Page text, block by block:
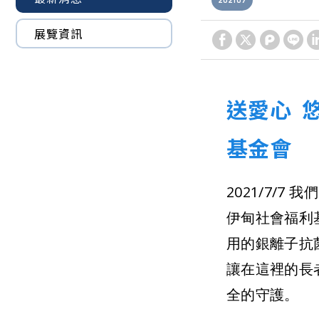
展覽資訊
送愛心
基金會
2021/7/7 我
伊甸社會福利
用的銀離子
讓在這裡的長
全的守護。